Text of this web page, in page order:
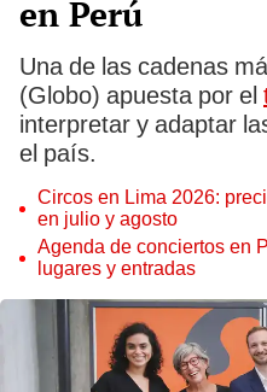
en Perú
Una de las cadenas
(Globo) apuesta por el
interpretar y adaptar
el país.
Circos en Lima 2026:
en julio y agosto
Agenda de conciertos en
lugares y entradas